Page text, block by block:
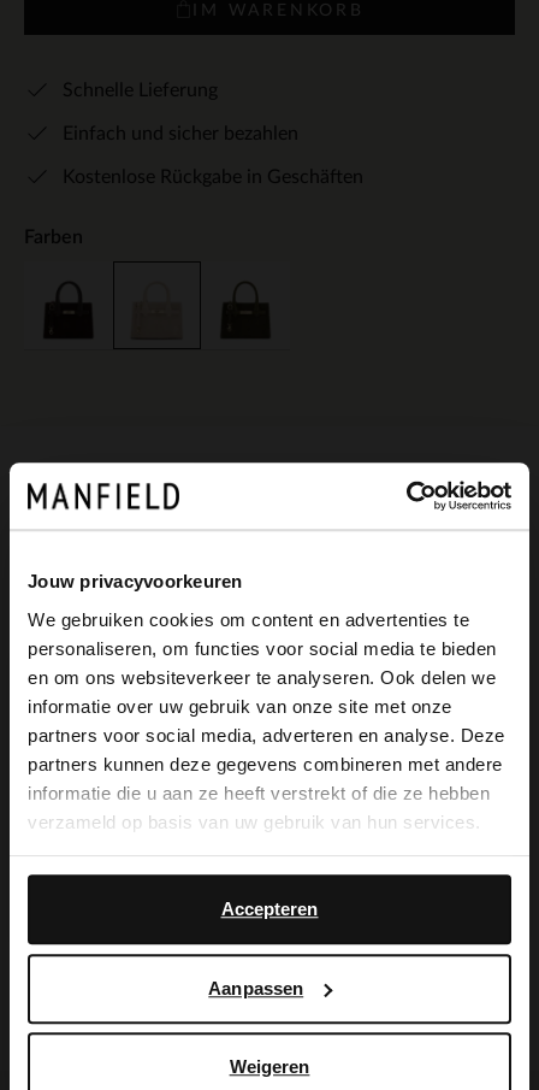
Jouw privacyvoorkeuren
We gebruiken cookies om content en advertenties te
personaliseren, om functies voor social media te bieden
en om ons websiteverkeer te analyseren. Ook delen we
informatie over uw gebruik van onze site met onze
partners voor social media, adverteren en analyse. Deze
partners kunnen deze gegevens combineren met andere
informatie die u aan ze heeft verstrekt of die ze hebben
verzameld op basis van uw gebruik van hun services.
Accepteren
Aanpassen
Weigeren
IM WARENKORB
Schnelle Lieferung
Einfach und sicher bezahlen
Kostenlose Rückgabe in Geschäften
Farben
Produktbeschreibung
Offwhite Veloursleder-Handtasche der
Marke Manfield. Die Tasche hat einen
goldfarbenen Reißverschluss und einen
110 cm langen verstellbaren Trageriemen.
Die Handtasche misst 25x18x10 cm
(BxHxT).
Lieferung & Rücksendung
×
View this website in English?
It looks like your language isn't Dutch. Would
you like to switch to English?
English